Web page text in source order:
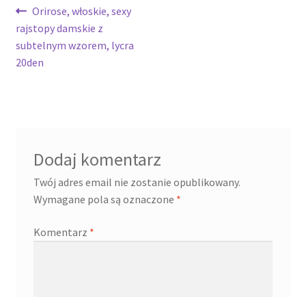
Nawigacja
wpisu
Poprzedni
wpis:
Orirose, włoskie, sexy
rajstopy damskie z
subtelnym wzorem, lycra
20den
Dodaj komentarz
Twój adres email nie zostanie opublikowany.
Wymagane pola są oznaczone *
Komentarz *